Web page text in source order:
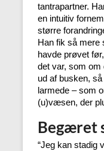
tantrapartner.
en intuitiv
større
Han fik så mere
havde prøvet
det var, som
ud af busken,
larmede – som
(u)væsen, der
Begæret
“Jeg kan stadig